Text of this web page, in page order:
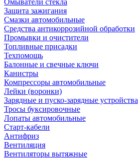
Омыватели стекла
Защита зажигания
Смазки автомобильные
Средства антикоррозийной обработки
Промывки и очистители
Топливные присадки
Техпомощь
Балонные и свечные ключи
Канистры
Компрессоры автомобильные
Лейки (воронки)
Зарядные и пуско-зарядные устройства
Тросы буксировочные
Лопаты автомобильные
Старт-кабели
Антифриз
Вентиляция
Вентиляторы вытяжные